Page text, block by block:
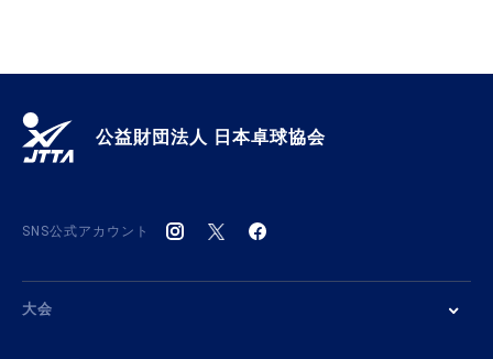
公益財団法人 日本卓球協会
SNS公式アカウント
大会